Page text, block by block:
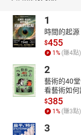
醒，新手準備也不會手
*-*-*-*-*-*-*-*-*-*-*
今天要煮哪道料理呢？
★1：1：1的調味魔法
★戈登．拉姆齊10分
★四季喝好湯：改善失
★蔬食早午餐：義大利
★飯前一碗！低卡減醣
1
時間的起
$455
1 % (賺4點)
2
藝術的40
看藝術如何
$385
1 % (賺3點)
3